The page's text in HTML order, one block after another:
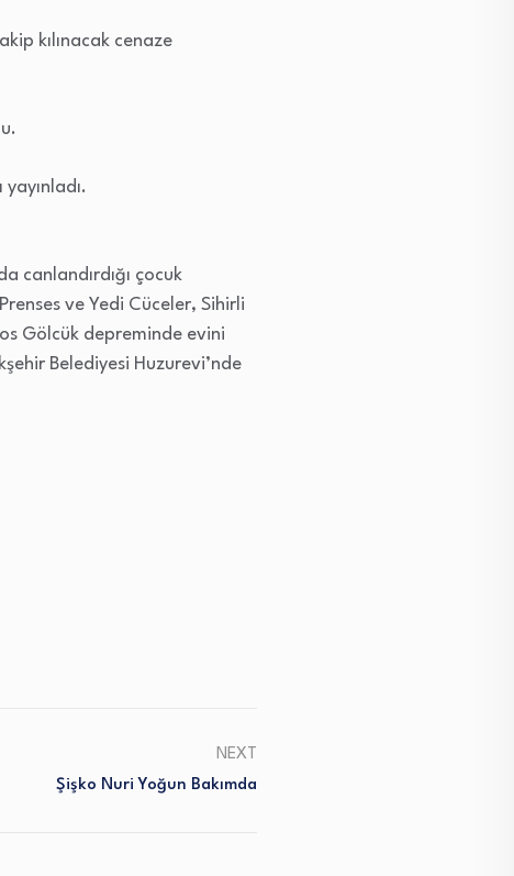
kılınacak cenaze
canlandırdığı çocuk
ve Yedi Cüceler, Sihirli
Gölcük depreminde evini
Belediyesi Huzurevi’nde
NEXT
Şişko Nuri Yoğun Bakımda